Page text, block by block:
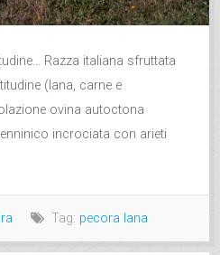
Razza italiana sfruttata
(lana, carne e
ovina autoctona
incrociata con arieti
Tag: pecora lana